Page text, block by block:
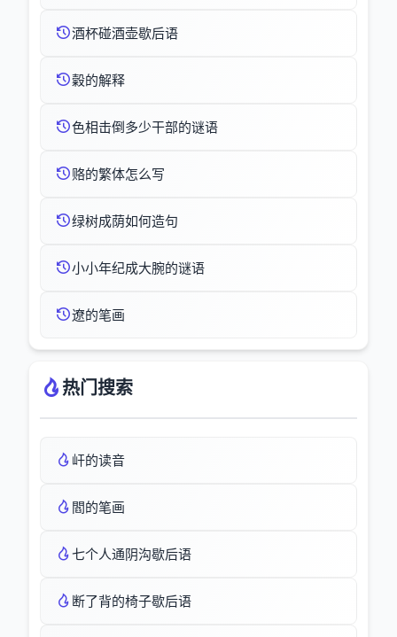
酒杯碰酒壶歇后语
糓的解释
色相击倒多少干部的谜语
赂的繁体怎么写
绿树成荫如何造句
小小年纪成大腕的谜语
遼的笔画
热门搜索
屽的读音
閻的笔画
七个人通阴沟歇后语
断了背的椅子歇后语